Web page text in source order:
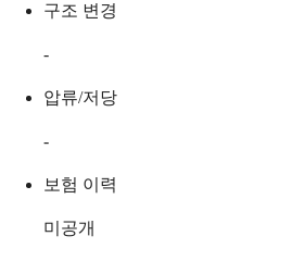
구조 변경
-
압류/저당
-
보험 이력
미공개